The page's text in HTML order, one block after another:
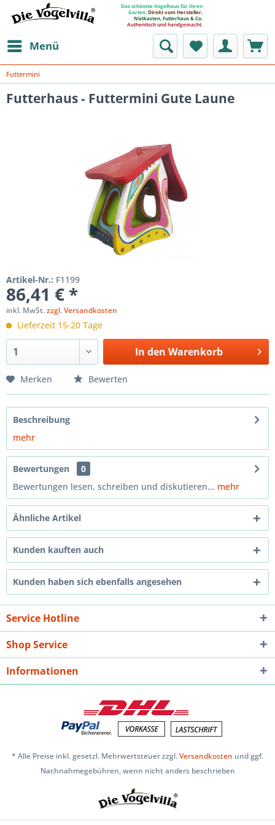
Das schönste Vogelhaus für Ihren
Garten. Direkt vom Hersteller.
Nistkasten, Futterhaus & Co.
Authentisch und handgemacht.
Menü
Futtermini
Futterhaus - Futtermini Gute Laune
Artikel-Nr.: F1199
86,41 € *
inkl. MwSt.zzgl. Versandkosten
Lieferzeit 15-20 Tage
In den Warenkorb
Merken Bewerten
Beschreibung
mehr
Bewertungen
0
Bewertungen lesen, schreiben und diskutieren... mehr
Ähnliche Artikel
Kunden kauften auch
Kunden haben sich ebenfalls angesehen
Service Hotline
Shop Service
Informationen
* Alle Preise inkl. gesetzl. Mehrwertsteuer zzgl.Versandkosten und ggf.
Nachnahmegebühren, wenn nicht anders beschrieben